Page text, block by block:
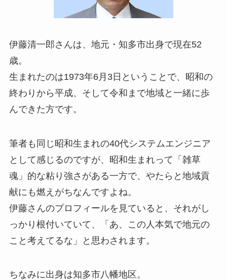
伊藤清一郎さんは、地元・知多市出身で現在52
歳。
生まれたのは1973年6月3日ということで、昭和の
終わりから平成、そして令和まで地域と一緒に歩
んできた方です。
筆者も同じ昭和生まれの40代システムエンジニア
として感じるのですが、昭和生まれって「雑草
魂」的な粘り強さがある一方で、やたらと地域貢
献にも燃えがちなんですよね。
伊藤さんのプロフィールを見ていると、それがし
っかり根付いていて、「あ、この人本気で地元の
こと考えてるな」と思わされます。
ちなみに出身は知多市八幡地区。